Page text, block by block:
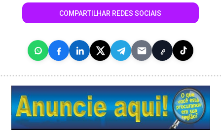
COMPARTILHAR REDES SOCIAIS